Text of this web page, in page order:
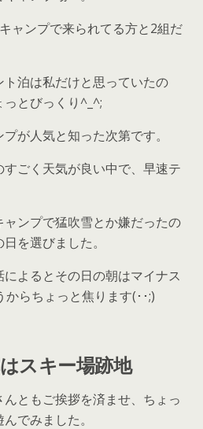
ャンプで来られてる方と2組だ
泊は私だけと思っていたの
とびっくり^_^;
が人気と知った次第です。
ごく天気が良い中で、早速テ
ンプで猛吹雪とか嫌だったの
を選びました。
よるとその日の朝はマイナス
らちょっと焦ります(･･;)
スキー場跡地
ともご挨拶を済ませ、ちょっ
でみました。